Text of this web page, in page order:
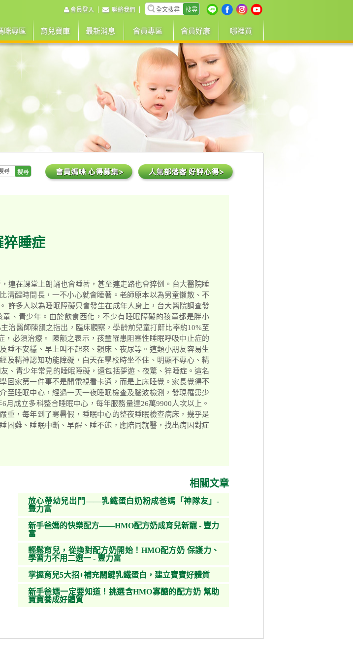
會員登入 聯絡我們 搜尋
咪專區 育兒寶庫 最新消息 會員專區 會員好康 哪裡買
搜尋
睡症
連在課堂上朗誦也會睡著，甚至連走路也會猝倒。台大醫院睡
清醒時間長，一不小心就會睡著。老師原本以為男童懶散、不
許多人以為睡眠障礙只會發生在成年人身上，台大醫院調查發
、青少年。由於飲食西化，不少有睡眠障礙的孩童都是胖小
治醫師陳韻之指出，臨床觀察，學齡前兒童打鼾比率約10%至
，必須治療。 陳韻之表示，孩童罹患阻塞性睡眠呼吸中止症的
睡不安穩、早上叫不起來、賴床、夜尿等。這類小朋友容易生
及精神認知功能障礙，白天在學校時坐不住、明顯不專心、精
、青少年常見的睡眠障礙，還包括夢遊、夜驚、猝睡症。這名
回家第一件事不是開電視看卡通，而是上床睡覺。家長覺得不
至睡眠中心，經過一天一夜睡眠檢查及腦波檢測，發現罹患少
月成立多科整合睡眠中心，每年服務量達26萬9900人次以上。
重，每年到了寒暑假，睡眠中心的整夜睡眠檢查病床，幾乎是
困難、睡眠中斷、早醒、睡不飽，應陪同就醫，找出病因對症
相關文章
放心帶幼兒出門——乳鐵蛋白奶粉成爸媽「神隊友」-
豐力富
新手爸媽的快樂配方——HMO配方奶成育兒新寵 - 豐力
富
輕鬆育兒，從換對配方奶開始！HMO配方奶 保護力、
學習力不用二選一 - 豐力富
掌握育兒5大招+補充關鍵乳鐵蛋白，建立寶寶好體質
新手爸媽一定要知道！挑選含HMO寡醣的配方奶 幫助
寶寶養成好體質